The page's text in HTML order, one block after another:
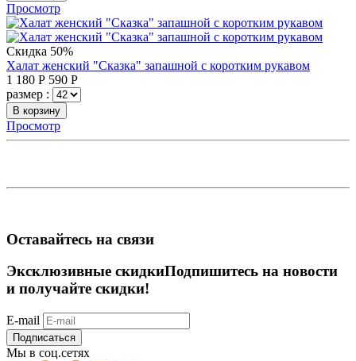
Просмотр
Скидка 50%
Халат женский "Сказка" запашной с коротким рукавом
1 180 Р 590 Р
размер :
В корзину
Просмотр
Оставайтесь на связи
Эксклюзивные скидкиПодпишитесь на новости
и получайте скидки!
E-mail
Подписаться
Мы в соц.сетях